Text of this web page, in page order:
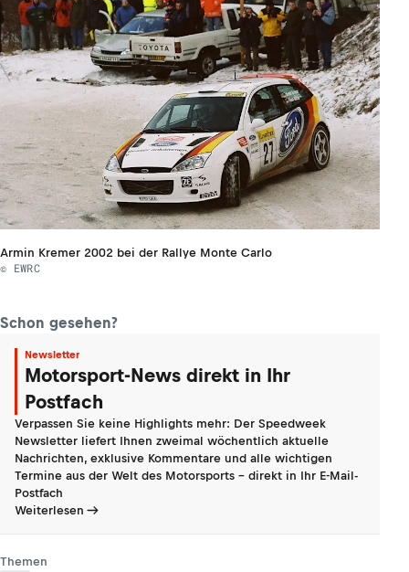
Armin Kremer 2002 bei der Rallye Monte Carlo
© EWRC
Schon gesehen?
Newsletter
Motorsport-News direkt in Ihr
Postfach
Verpassen Sie keine Highlights mehr: Der Speedweek
Newsletter liefert Ihnen zweimal wöchentlich aktuelle
Nachrichten, exklusive Kommentare und alle wichtigen
Termine aus der Welt des Motorsports - direkt in Ihr E-Mail-
Postfach
Weiterlesen
Themen